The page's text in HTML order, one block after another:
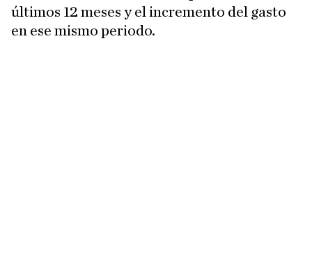
últimos 12 meses y el incremento del gasto
en ese mismo periodo.